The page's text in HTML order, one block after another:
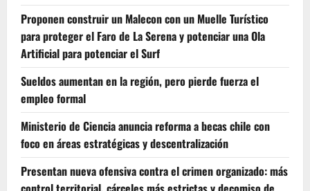
Proponen construir un Malecon con un Muelle Turístico
para proteger el Faro de La Serena y potenciar una Ola
Artificial para potenciar el Surf
Sueldos aumentan en la región, pero pierde fuerza el
empleo formal
Ministerio de Ciencia anuncia reforma a becas chile con
foco en áreas estratégicas y descentralización
Presentan nueva ofensiva contra el crimen organizado: más